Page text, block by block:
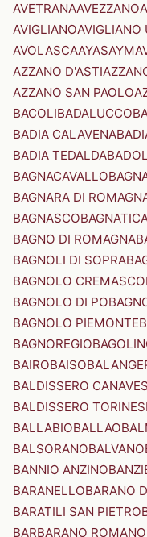
AVETRANAAVEZZANO
AVIGLIANOAVIGLIANO
AVOLASCAAYAS
AZZANO D'ASTI
AZZANO SAN PAOLO
BACOLIBADALUCCO
BADIA CALAVENA
BADIA TEDALDA
BAGNACAVALLO
BAGNARA DI
BAGNASCO
BAGNO DI ROMAGNA
BAGNOLI DI SOPRA
BAGNOLO CREMASCO
BAGNOLO DI PO
BAGNOLO PIEMONTE
BAGNOREGIO
BAIROBAISO
BALDISSERO
BALDISSERO
BALLABIOBALLAO
BALSORANOBALVANO
BANNIO ANZINOBANZI
BARANELLOBARANO
BARATILI SAN PIETRO
BARBARANO ROMANO